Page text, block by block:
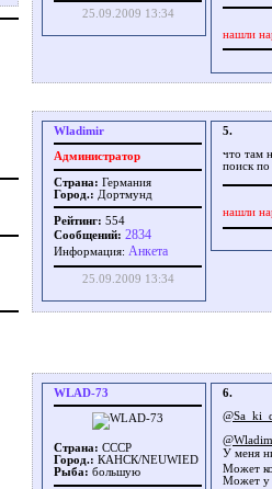
25.09.2009 13:34
нашли
Wladimir
Администратор
Страна: Германия
Город.: Дортмунд
Рейтинг: 554
Сообщений: 2834
Информация: Aнкета
25.09.2009 13:34
5.
что там
поиск по
нашли
WLAD-73
Страна: СССР
Город.: КАНСК/NEUWIED
Рыба: большую
6.
У меня
Может
Может у